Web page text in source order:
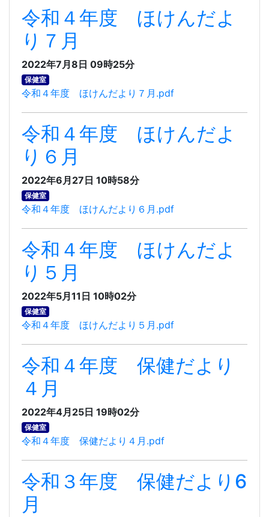
令和４年度 ほけんだよ
り７月
2022年7月8日 09時25分
保健室
令和４年度 ほけんだより７月.pdf
令和４年度 ほけんだよ
り６月
2022年6月27日 10時58分
保健室
令和４年度 ほけんだより６月.pdf
令和４年度 ほけんだよ
り５月
2022年5月11日 10時02分
保健室
令和４年度 ほけんだより５月.pdf
令和４年度 保健だより
４月
2022年4月25日 19時02分
保健室
令和４年度 保健だより４月.pdf
令和３年度 保健だより6
月